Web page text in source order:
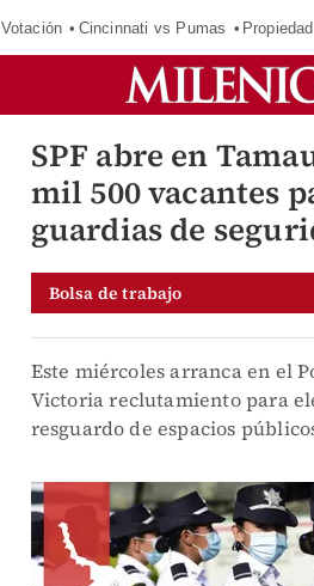
Votación Cincinnati vs Pumas Propiedad
SPF abre en
mil 500 vacantes
guardias de
Bolsa de trabajo
Este miércoles arranca en el
Victoria reclutamiento para
resguardo de espacios